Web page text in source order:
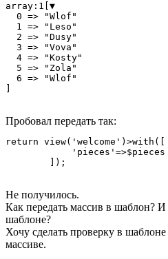
array:1[▼
  0 => "Wlof"
  1 => "Leso"
  2 => "Dusy"
  3 => "Vova"
  4 => "Kosty"
  5 => "Zola"
  6 => "Wlof"
Пробовал передать так:
return view('welcome')>with([
            'pieces'=>$pieces
        ]);
Не получилось.
Как передать массив в шаблон?
шаблоне?
Хочу сделать проверку в
массиве.